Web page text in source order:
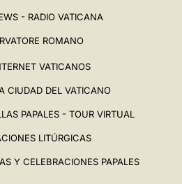
- RADIO VATICANA
ROMANO
VATICANOS
CIUDAD DEL VATICANO
PAPALES - TOUR VIRTUAL
LITÚRGICAS
Y CELEBRACIONES PAPALES